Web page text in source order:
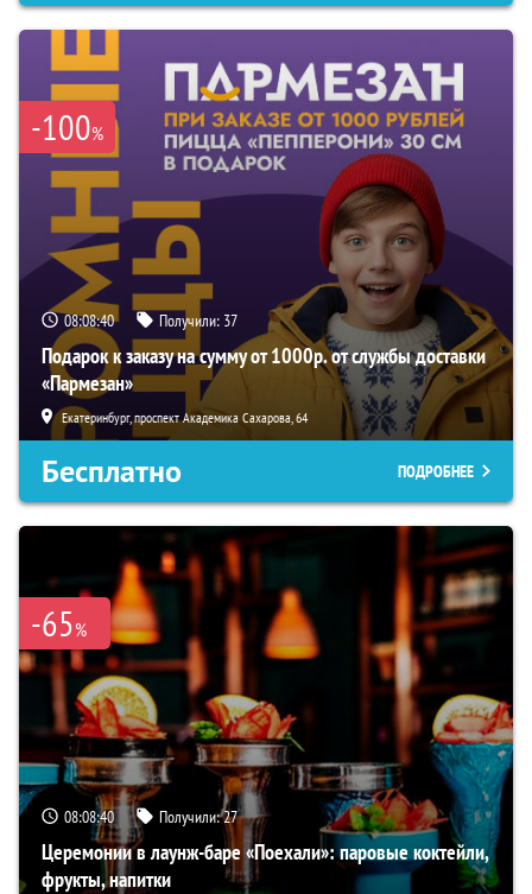
-100%
08:08:38 Получили: 37
Подарок к заказу на сумму от 1000р. от службы доставки
«Пармезан»
Екатеринбург, проспект Академика Сахарова, 64
Бесплатно ПОДРОБНЕЕ
-65%
08:08:38 Получили:27
Церемонии в лаунж-баре «Поехали»: паровые коктейли,
фрукты, напитки